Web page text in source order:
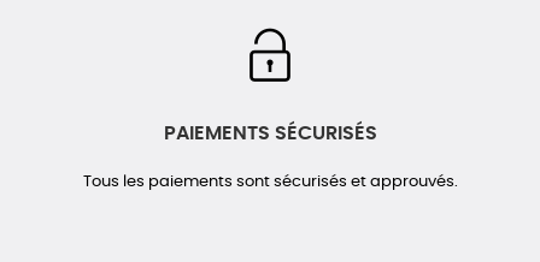
PAIEMENTS SÉCURISÉS
Tous les paiements sont sécurisés et approuvés.